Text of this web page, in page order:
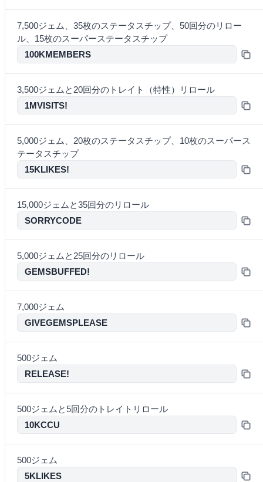
7,500ジェム、35枚のステータスチップ、50回分のリロー
ル、15枚のスーパーステータスチップ
100KMEMBERS
3,500ジェムと20回分のトレイト（特性）リロール
1MVISITS!
5,000ジェム、20枚のステータスチップ、10枚のスーパース
テータスチップ
15KLIKES!
15,000ジェムと35回分のリロール
SORRYCODE
5,000ジェムと25回分のリロール
GEMSBUFFED!
7,000ジェム
GIVEGEMSPLEASE
500ジェム
RELEASE!
500ジェムと5回分のトレイトリロール
10KCCU
500ジェム
5KLIKES